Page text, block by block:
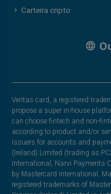
Carteira cripto
Veritas card, a registered
propose a super in-house
can choose fintech and non-
according to product and/or
issuers for accounts and
(Ireland) Limited (trading as
International, Narvi Payments
by Mastercard International.
registered trademarks of